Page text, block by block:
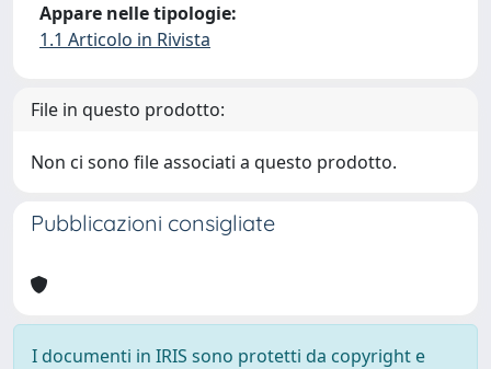
Appare nelle tipologie:
1.1 Articolo in Rivista
File in questo prodotto:
Non ci sono file associati a questo prodotto.
Pubblicazioni consigliate
I documenti in IRIS sono protetti da copyright e